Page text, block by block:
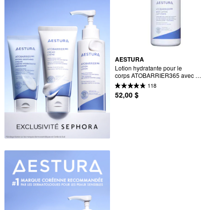
AESTURA
Lotion hydratante pour le
corps ATOBARRIER365 avec
céramides pour peau sèche et
sensible
118
52,00 $